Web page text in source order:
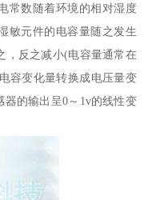
常数随着环境的相对湿度
敏元件的电容量随之发生
，反之减小(电容量通常在
容变化量转换成电压量变
的输出呈0～1v的线性变